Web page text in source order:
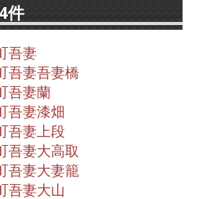
件
吾妻
吾妻吾妻橋
吾妻蘭
吾妻漆畑
吾妻上段
吾妻大高取
吾妻大妻籠
吾妻大山